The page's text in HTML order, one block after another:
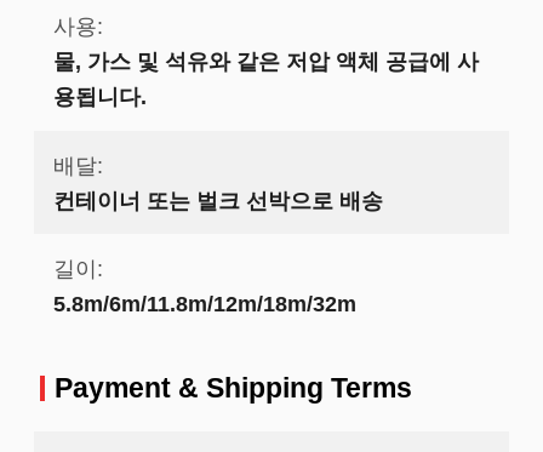
사용:
물, 가스 및 석유와 같은 저압 액체 공급에 사
용됩니다.
배달:
컨테이너 또는 벌크 선박으로 배송
길이:
5.8m/6m/11.8m/12m/18m/32m
Payment & Shipping Terms